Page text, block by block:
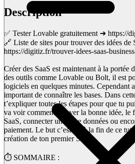
Description
✅ Tester Lovable gratuitement ➜ https://
🔗 Liste de sites pour trouver des idées de
https://digitiz.fr/trouver-idees-saas-
Créer des SaaS est maintenant à la portée
des outils comme Lovable ou Bolt, il est
logiciels en quelques minutes. Cependant
important de connaître les bases. Dans
t’expliquer toutes les étapes pour que tu
va voir comment trouver la bonne idée, le
SaaS, connecter une base données ou
paiement. Le but c’est qu’à la fin de ce
création de ton premier SaaS.
⏱️ SOMMAIRE :